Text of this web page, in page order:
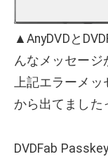
▲AnyDVDと
んなメッセージ
上記エラーメッ
から出てました
DVDFab